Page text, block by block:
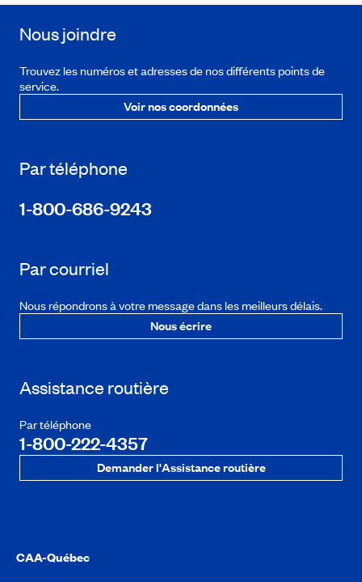
Nous joindre
Trouvez les numéros et adresses de nos différents points de
service.
Voir nos coordonnées
Par téléphone
1-800-686-9243
Par courriel
Nous répondrons à votre message dans les meilleurs délais.
Nous écrire
Assistance routière
Par téléphone
1-800-222-4357
Demander l'Assistance routière
CAA-Québec